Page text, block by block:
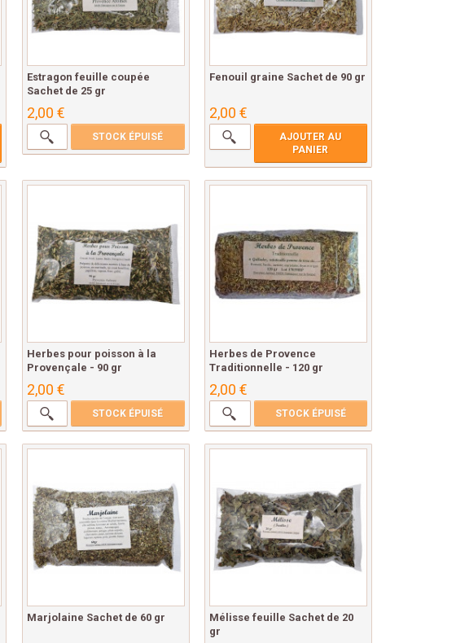
Estragon feuille coupée
Sachet de 25 gr
2,00 €
STOCK ÉPUISÉ
Fenouil graine Sachet de 90 gr
2,00 €
AJOUTER AU
PANIER
Herbes pour poisson à la
Provençale - 90 gr
2,00 €
STOCK ÉPUISÉ
Herbes de Provence
Traditionnelle - 120 gr
2,00 €
STOCK ÉPUISÉ
Marjolaine Sachet de 60 gr
Mélisse feuille Sachet de 20
gr